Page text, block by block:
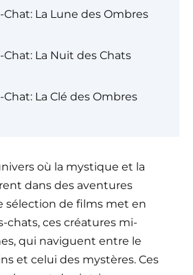
La Lune des Ombres
La Nuit des Chats
La Clé des Ombres
où la mystique et la
dans des aventures
sélection de films met en
chats, ces créatures mi-
qui naviguent entre le
et celui des mystères. Ces